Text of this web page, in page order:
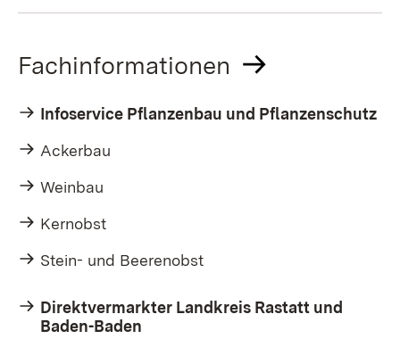
Fachinformationen
Infoservice Pflanzenbau und Pflanzenschutz
Ackerbau
Weinbau
Kernobst
Stein- und Beerenobst
Direktvermarkter Landkreis Rastatt und
Baden-Baden